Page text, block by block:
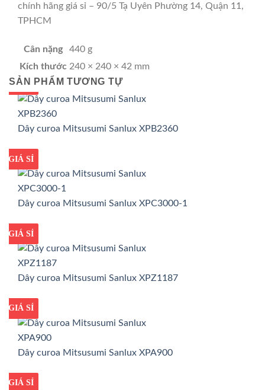
chính hãng giá sỉ – 90/5 Tạ Uyên Phường 14, Quận 11,
TPHCM
Cân nặng
440 g
Kích thước 240 × 240 × 42 mm
SẢN PHẨM TƯƠNG TỰ
GIÁ TỐT
GIÁ SỈ
Dây curoa Mitsusumi Sanlux XPB2360
GIÁ TỐT
GIÁ SỈ
Dây curoa Mitsusumi Sanlux XPC3000-1
GIÁ TỐT
GIÁ SỈ
Dây curoa Mitsusumi Sanlux XPZ1187
GIÁ TỐT
GIÁ SỈ
Dây curoa Mitsusumi Sanlux XPA900
GIÁ TỐT
GIÁ SỈ